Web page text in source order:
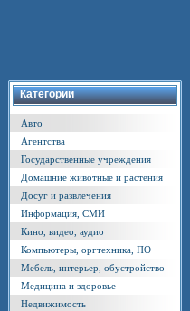
Категории
Авто
Агентства
Государственные учреждения
Домашние животные и растения
Досуг и развлечения
Информация, СМИ
Кино, видео, аудио
Компьютеры, оргтехника, ПО
Мебель, интерьер, обустройство
Медицина и здоровье
Недвижимость